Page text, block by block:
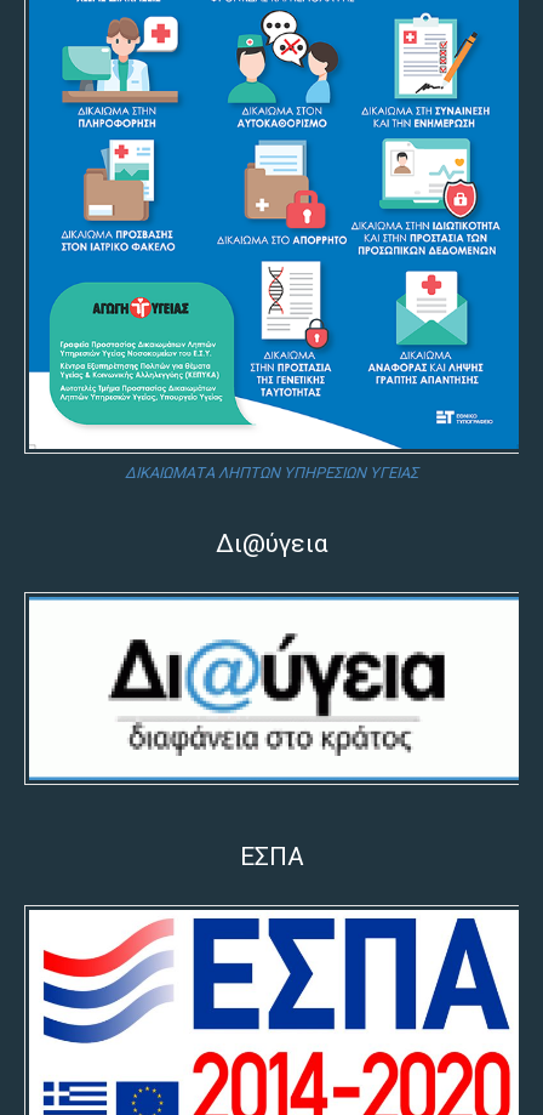
ΔΙΚΑΙΩΜΑΤΑ ΛΗΠΤΩΝ ΥΠΗΡΕΣΙΩΝ ΥΓΕΙΑΣ
Δι@ύγεια
ΕΣΠΑ